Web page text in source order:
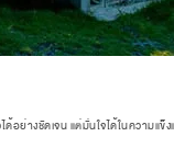
อย่างชัดเจน แต่มั่นใจได้ในความแ